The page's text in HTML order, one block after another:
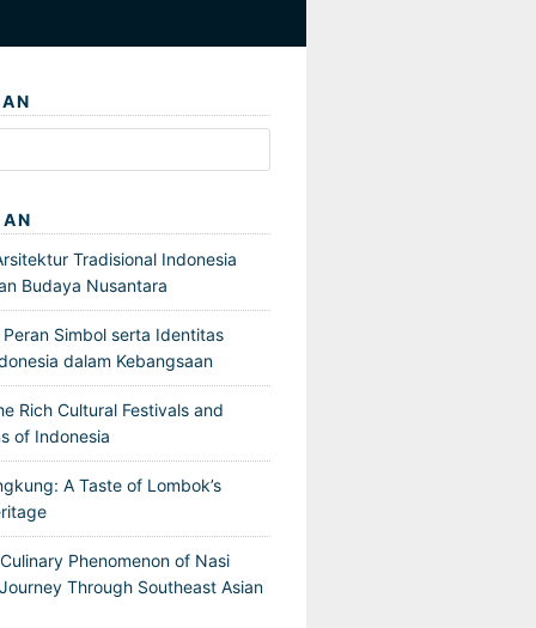
Tradisional Indonesia
Budaya Nusantara
Simbol serta Identitas
dalam Kebangsaan
Rich Cultural Festivals and
of Indonesia
A Taste of Lombok’s
Phenomenon of Nasi
Through Southeast Asian